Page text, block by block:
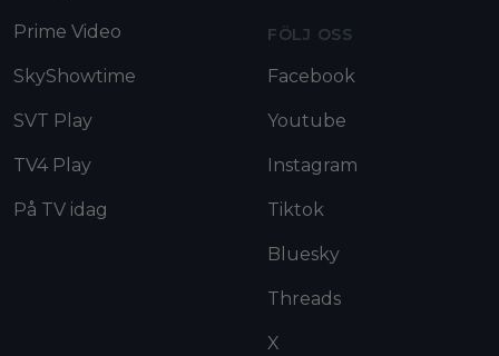
Prime Video
SkyShowtime
SVT Play
TV4 Play
På TV idag
FÖLJ OSS
Facebook
Youtube
Instagram
Tiktok
Bluesky
Threads
X